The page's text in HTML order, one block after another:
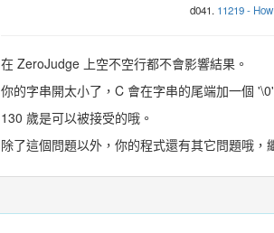
d041. 11219 -
在 ZeroJudge 上空不空行都不會影響結果。
你的字串開太小了，C 會在字串的尾端加一個
130 歲是可以被接受的哦。
除了這個問題以外，你的程式還有其它問題哦，